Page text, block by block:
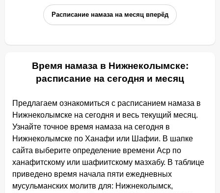
Расписание намаза на месяц вперёд
Время намаза в Нижнеколымске:
расписание на сегодня и месяц
Предлагаем ознакомиться с расписанием намаза в
Нижнеколымске на сегодня и весь текущий месяц.
Узнайте точное время намаза на сегодня в
Нижнеколымске по Ханафи или Шафии. В шапке
сайта выберите определение времени Аср по
ханафитскому или шафиитскому мазхабу. В таблице
приведено время начала пяти ежедневных
мусульманских молитв для: Нижнеколымск,